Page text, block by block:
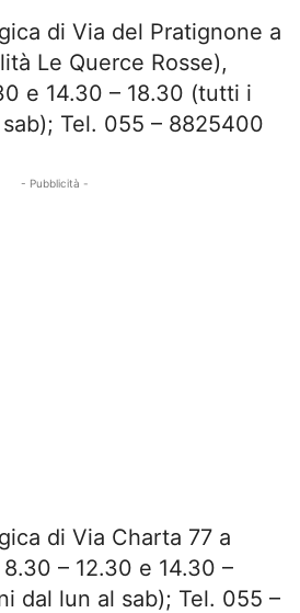
di Via del Pratignone a
Le Querce Rosse),
e 14.30 – 18.30 (tutti i
Tel. 055 – 8825400
- Pubblicità -
di Via Charta 77 a
– 12.30 e 14.30 –
dal lun al sab); Tel. 055 –